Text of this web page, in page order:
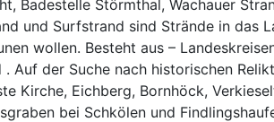
Badestelle Störmthal, Wachauer
und Surfstrand sind Strände in das
wollen. Besteht aus –
. Auf der Suche nach historischen
Kirche, Eichberg, Bornhöck,
bei Schkölen und